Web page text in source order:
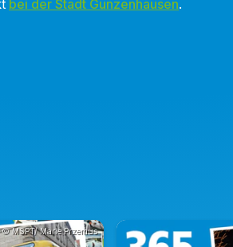
bei der Stadt Gunzenhausen.
© MSPT/ Marie Przemus